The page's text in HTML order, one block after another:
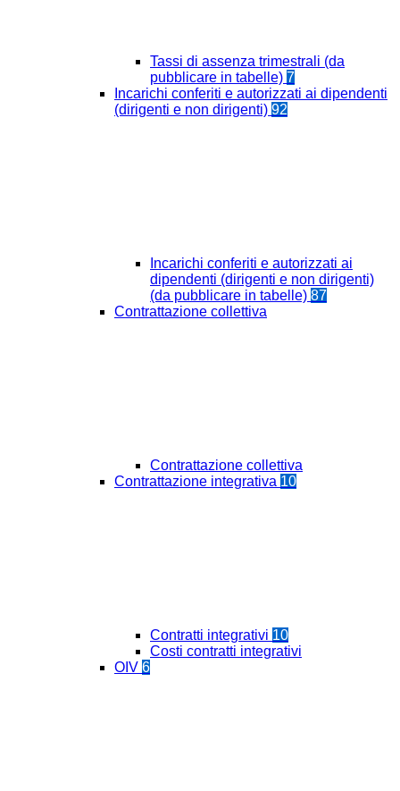
Tassi di assenza trimestrali (da
pubblicare in tabelle) 7
Incarichi conferiti e autorizzati ai dipendenti
(dirigenti e non dirigenti) 92
Incarichi conferiti e autorizzati ai
dipendenti (dirigenti e non dirigenti)
(da pubblicare in tabelle) 87
Contrattazione collettiva
Contrattazione collettiva
Contrattazione integrativa 10
Contratti integrativi 10
Costi contratti integrativi
OIV 6